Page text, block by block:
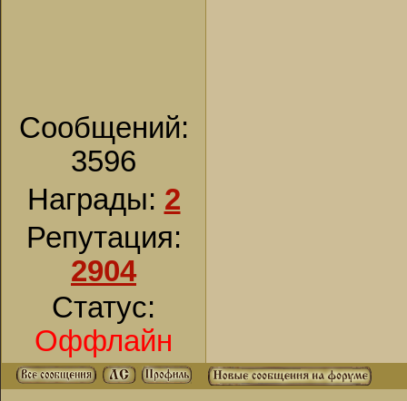
Сообщений:
3596
Награды: 2
Репутация:
2904
Статус:
Оффлайн